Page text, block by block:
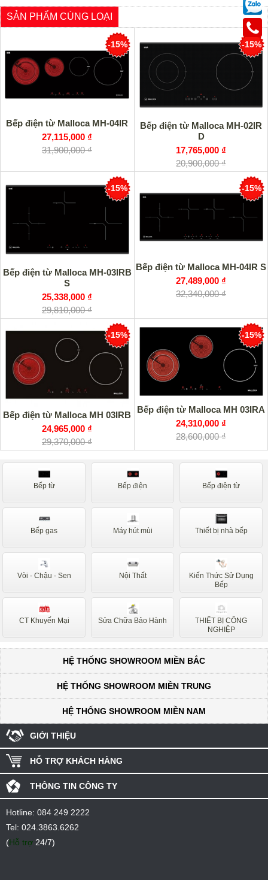
SẢN PHẨM CÙNG LOẠI
Bếp điện từ Malloca MH-04IR
27,115,000 ₫
31,900,000 ₫
-15%
Bếp điện từ Malloca MH-02IR
D
17,765,000 ₫
20,900,000 ₫
-15%
Bếp điện từ Malloca MH-03IRB
S
25,338,000 ₫
29,810,000 ₫
-15%
Bếp điện từ Malloca MH-04IR S
27,489,000 ₫
32,340,000 ₫
-15%
Bếp điện từ Malloca MH 03IRB
24,965,000 ₫
29,370,000 ₫
-15%
Bếp điện từ Malloca MH 03IRA
24,310,000 ₫
28,600,000 ₫
-15%
Bếp từ Bếp điện Bếp điện từ
Bếp gas Máy hút mùi Thiết bị nhà bếp
Vòi - Chậu - Sen Nội Thất
Kiến Thức Sử Dụng
Bếp
CT Khuyến Mại Sửa Chữa Bảo Hành
THIẾT BỊ CÔNG
NGHIỆP
HỆ THỐNG SHOWROOM MIỀN BẮC
HỆ THỐNG SHOWROOM MIỀN TRUNG
HỆ THỐNG SHOWROOM MIỀN NAM
GIỚI THIỆU
HỖ TRỢ KHÁCH HÀNG
THÔNG TIN CÔNG TY
Hotline: 084 249 2222
Tel: 024.3863.6262
(Hỗ trợ 24/7)